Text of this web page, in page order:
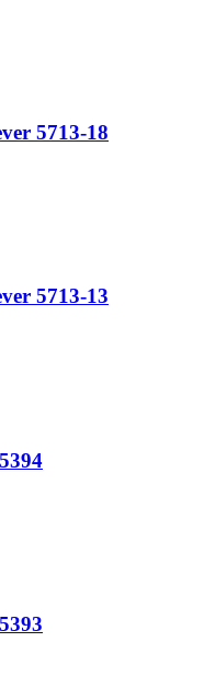
5713-18
5713-13